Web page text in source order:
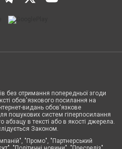
без отримання попередньої згоди
обов'язкового посилання на
видань обов'язкове
пошукових систем гіперпосилання
абзацу в тексті або в якості джерела.
Законом.
"Промо", "Партнерський